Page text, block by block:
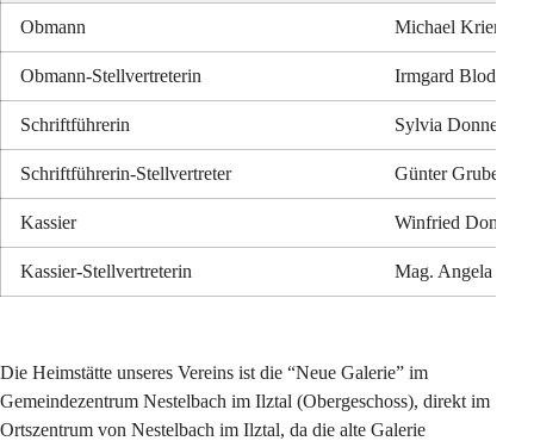
Obmann Michael
Obmann-Stellvertreterin Irmgard Bloder
Schriftführerin Sylvia Donnerer
Schriftführerin-Stellvertreter Günter Gruber
Kassier Winfried
Kassier-Stellvertreterin Mag. Angela
Die Heimstätte unseres Vereins ist die “Neue Galerie” im
Gemeindezentrum Nestelbach im Ilztal (Obergeschoss), direkt im
Ortszentrum von Nestelbach im Ilztal, da die alte Galerie